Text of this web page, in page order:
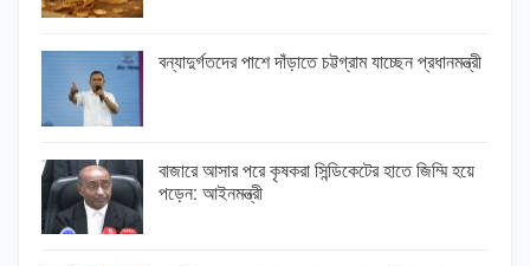
বন্যাদুর্গতদের পাশে দাঁড়াতে চট্টগ্রাম যাচ্ছেন প্রধানমন্ত্রী
বাজারে আসার পরে কৃষকরা সিন্ডিকেটের হাতে জিম্মি হয়ে
পড়েন: আইনমন্ত্রী